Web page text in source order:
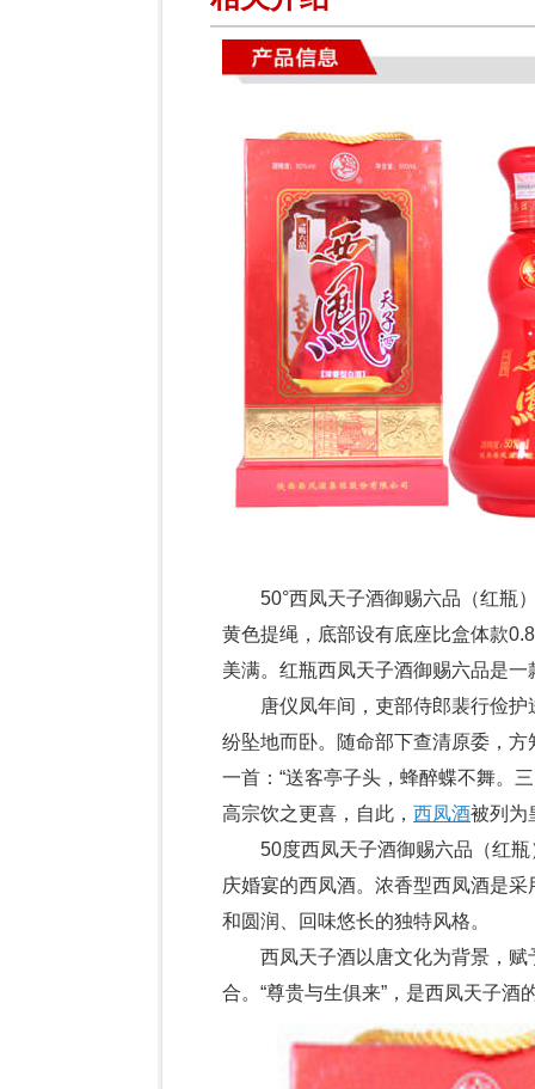
50°西凤天子酒御赐六品（红瓶）
黄色提绳，底部设有底座比盒体款
美满。红瓶西凤天子酒御赐六品是
唐仪凤年间，吏部侍郎裴行俭护
纷坠地而卧。随命部下查清原委，
一首：“送客亭子头，蜂醉蝶不舞。
高宗饮之更喜，自此， 西凤酒被列为
50度西凤天子酒御赐六品（红瓶
庆婚宴的西凤酒。浓香型西凤酒是
和圆润、回味悠长的独特风格。
西凤天子酒以唐文化为背景，赋
合。“尊贵与生俱来”，是西凤天子酒